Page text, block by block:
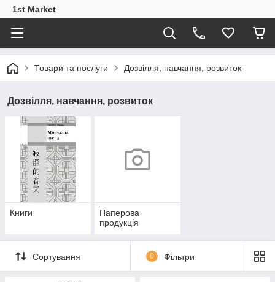
1st Market
Товари та послуги Дозвілля, навчання, розвиток
Дозвілля, навчання, розвиток
Книги
Паперова
продукція
Сортування 0 Фільтри